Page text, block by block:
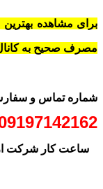
برای مشاهده
مصرف صحیح به کانال
شماره تماس و
ساعت کار شرکت از 9 صبح الی